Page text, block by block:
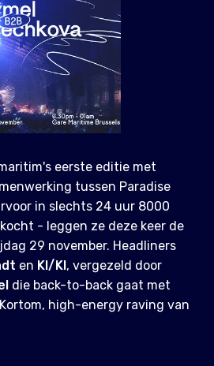
eerste editie met
tussen Paradise
in slechts 24 uur 8000
- leggen ze deze keer de
29 november. Headliners
en KI/KI , vergezeld door
die back-to-back gaat met
high-energy raving van